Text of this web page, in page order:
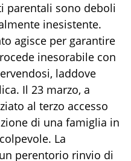
parentali sono deboli
inesistente.
agisce per garantire
inesorabile con
laddove
Il 23 marzo, a
al terzo accesso
di una famiglia in
La
perentorio rinvio di